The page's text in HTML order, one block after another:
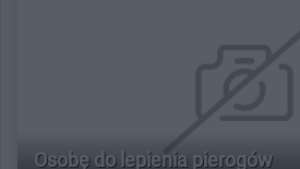
Osobę do lepienia pierogów